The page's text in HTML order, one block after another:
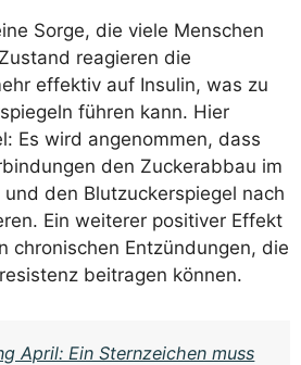
Sorge, die viele Menschen
reagieren die
effektiv auf Insulin, was zu
führen kann. Hier
Es wird angenommen, dass
den Zuckerabbau im
den Blutzuckerspiegel nach
Ein weiterer positiver Effekt
chronischen Entzündungen, die
beitragen können.
April: Ein Sternzeichen muss